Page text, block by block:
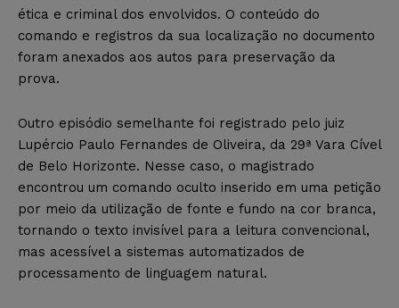
ética e criminal dos envolvidos. O conteúdo do
comando e registros da sua localização no documento
foram anexados aos autos para preservação da
prova.
Outro episódio semelhante foi registrado pelo juiz
Lupércio Paulo Fernandes de Oliveira, da 29ª Vara Cível
de Belo Horizonte. Nesse caso, o magistrado
encontrou um comando oculto inserido em uma petição
por meio da utilização de fonte e fundo na cor branca,
tornando o texto invisível para a leitura convencional,
mas acessível a sistemas automatizados de
processamento de linguagem natural.